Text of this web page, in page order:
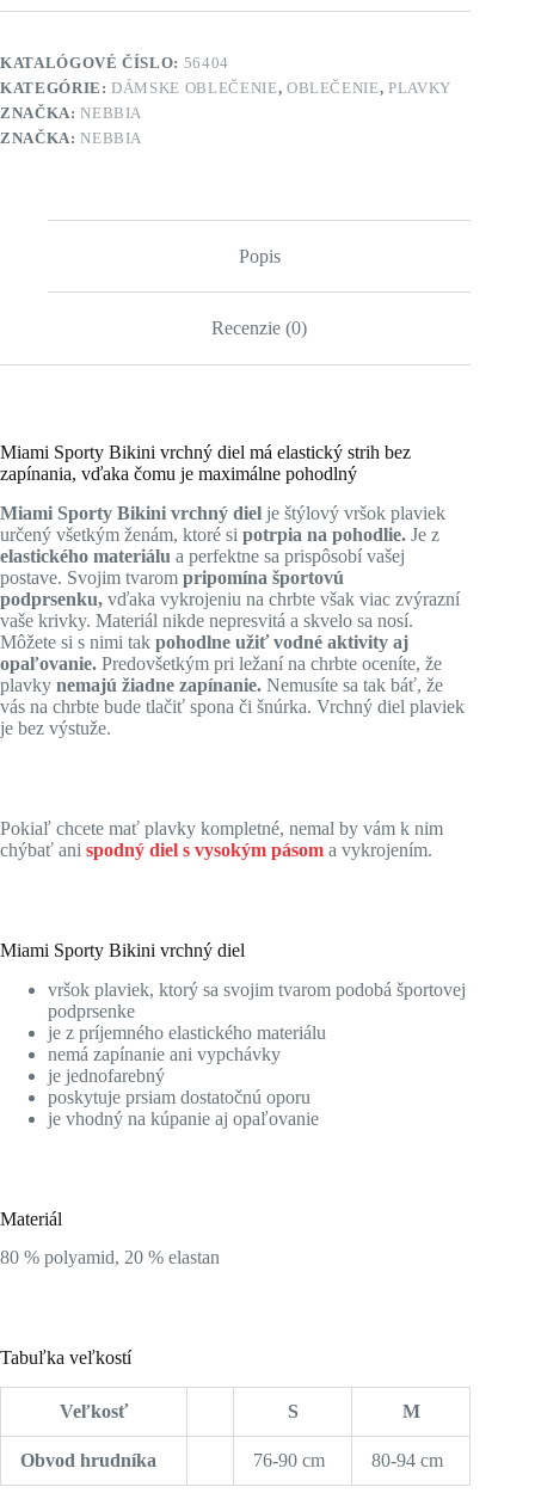
KATALÓGOVÉ ČÍSLO: 56404
KATEGÓRIE:DÁMSKE OBLEČENIE, OBLEČENIE,PLAVKY
ZNAČKA:NEBBIA
ZNAČKA:NEBBIA
Popis
Recenzie (0)
Miami Sporty Bikini vrchný diel má elastický strih bez
zapínania, vďaka čomu je maximálne pohodlný
Miami Sporty Bikini vrchný diel je štýlový vršok plaviek
určený všetkým ženám, ktoré si potrpia na pohodlie. Je z
elastického materiálu a perfektne sa prispôsobí vašej
postave. Svojim tvarom pripomína športovú
podprsenku, vďaka vykrojeniu na chrbte však viac zvýrazní
vaše krivky. Materiál nikde nepresvitá a skvelo sa nosí.
Môžete si s nimi tak pohodlne užiť vodné aktivity aj
opaľovanie. Predovšetkým pri ležaní na chrbte oceníte, že
plavky nemajú žiadne zapínanie. Nemusíte sa tak báť, že
vás na chrbte bude tlačiť spona či šnúrka. Vrchný diel plaviek
je bez výstuže.
Pokiaľ chcete mať plavky kompletné, nemal by vám k nim
chýbať ani spodný diel s vysokým pásom a vykrojením.
Miami Sporty Bikini vrchný diel
vršok plaviek, ktorý sa svojim tvarom podobá športovej
podprsenke
je z príjemného elastického materiálu
nemá zapínanie ani vypchávky
je jednofarebný
poskytuje prsiam dostatočnú oporu
je vhodný na kúpanie aj opaľovanie
Materiál
80 % polyamid, 20 % elastan
Tabuľka veľkostí
Veľkosť S M
Obvod hrudníka 76-90 cm 80-94 cm